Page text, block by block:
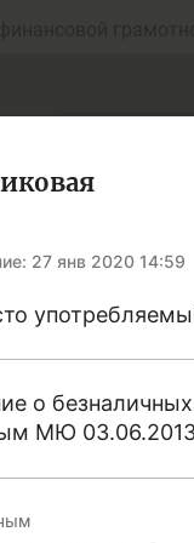
мы
27 янв 2020 14:59
о
МЮ